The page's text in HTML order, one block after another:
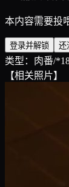
本内容需要投
登录并解锁 还
类型：肉番/
【相关照片】